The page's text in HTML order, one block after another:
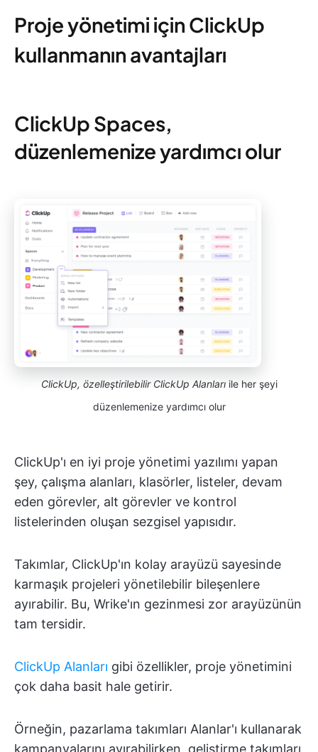
Proje yönetimi için ClickUp
kullanmanın avantajları
ClickUp Spaces,
düzenlemenize yardımcı olur
ClickUp, özelleştirilebilir ClickUp Alanlarıile her şeyi
düzenlemenize yardımcı olur
ClickUp'ı en iyi proje yönetimi yazılımı yapan
şey, çalışma alanları, klasörler, listeler, devam
eden görevler, alt görevler ve kontrol
listelerinden oluşan sezgisel yapısıdır.
Takımlar, ClickUp'ın kolay arayüzü sayesinde
karmaşık projeleri yönetilebilir bileşenlere
ayırabilir. Bu, Wrike'ın gezinmesi zor arayüzünün
tam tersidir.
ClickUp Alanları gibi özellikler, proje yönetimini
çok daha basit hale getirir.
Örneğin, pazarlama takımları Alanlar'ı kullanarak
kampanyalarını ayırabilirken, geliştirme takımları